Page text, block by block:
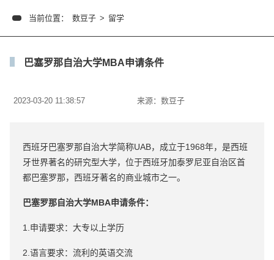
当前位置： 数豆子 > 留学
巴塞罗那自治大学MBA申请条件
2023-03-20 11:38:57 来源： 数豆子
西班牙巴塞罗那自治大学简称UAB，成立于1968年，是西班
牙世界著名的研究型大学，位于西班牙加泰罗尼亚自治区首
都巴塞罗那，西班牙著名的商业城市之一。
巴塞罗那自治大学MBA申请条件：
1.申请要求：大专以上学历
2.语言要求：流利的英语交流